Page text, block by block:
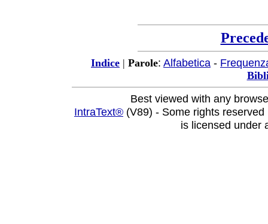
Indice | Parole: Alfabetica -
Best viewed with any
IntraText® (V89) - Some rights
is licensed under